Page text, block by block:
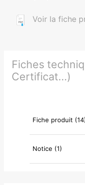
Voir la fiche
Fiches
Certificat...)
Fiche produit
Notice (1)